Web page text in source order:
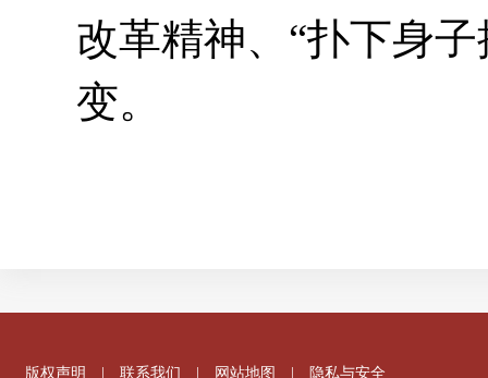
改革精神、“扑下身
变。
版权声明 联系我们 网站地图 隐私与安全